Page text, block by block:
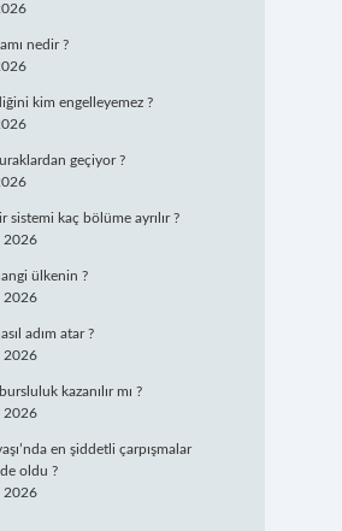
nedir ?
kim engelleyemez ?
geçiyor ?
sistemi kaç bölüme ayrılır ?
2026
ülkenin ?
2026
adım atar ?
2026
kazanılır mı ?
2026
en şiddetli çarpışmalar
oldu ?
2026